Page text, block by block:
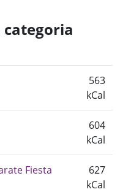
563
kCal
604
kCal
Fiesta
627
kCal